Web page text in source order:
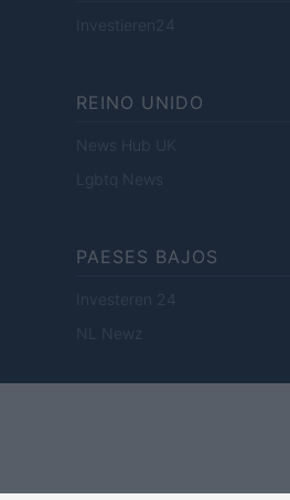
Investieren24
REINO UNIDO
News Hub UK
Lgbtq News
PAESES BAJOS
Investeren 24
NL Newz